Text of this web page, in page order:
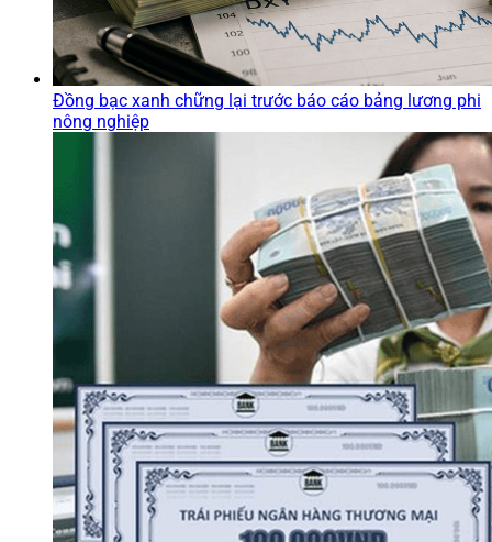
Đồng bạc xanh chững lại trước báo cáo bảng lương phi
nông nghiệp